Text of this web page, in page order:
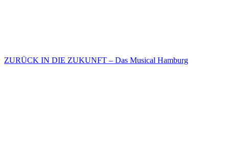
ZURÜCK IN DIE ZUKUNFT – Das Musical Hamburg